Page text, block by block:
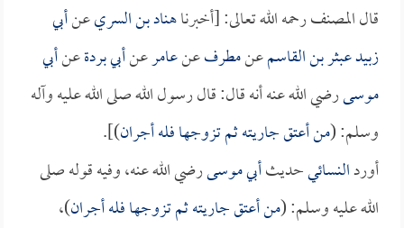
قال المصنف رحمه الله تعالى: [أخبرناهناد بن السريعنأبي
زبيد عبثر بن القاسمعنمطرفعنعامرعنأبي بردةعنأبي
موسىرضي الله عنه أنه قال: قال رسول الله صلى الله عليه وآله
وسلم: (من أعتق جاريته ثم تزوجها فله أجران)].
أوردالنسائيحديثأبي موسىرضي الله عنه، وفيه قوله صلى
الله عليه وسلم: (من أعتق جاريته ثم تزوجها فله أجران)،